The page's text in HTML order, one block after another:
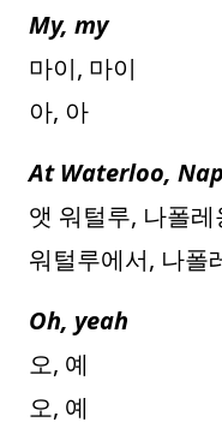
My, my
마이, 마이
아, 아
At Waterloo,
앳 워털루, 나폴
워털루에서, 나폴
Oh, yeah
오, 예
오, 예